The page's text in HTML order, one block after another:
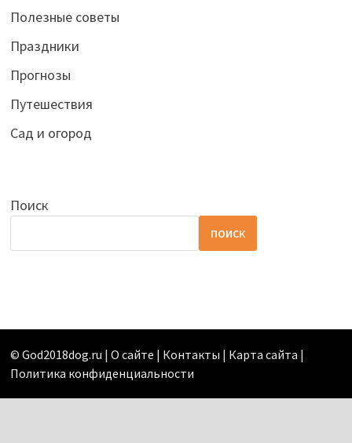
Полезные советы
Праздники
Прогнозы
Путешествия
Сад и огород
Поиск
ПОИСК
© God2018dog.ru | О сайте | Контакты | Карта сайта |
Политика конфиденциальности